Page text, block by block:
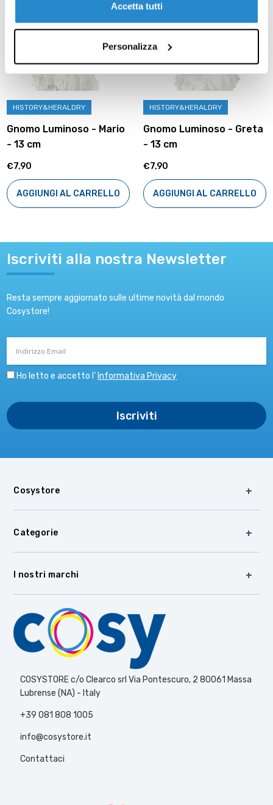
Accetta tutti
Personalizza
HISTORY&HERALDRY
Gnomo Luminoso - Mario
- 13 cm
€7,90
AGGIUNGI AL CARRELLO
HISTORY&HERALDRY
Gnomo Luminoso - Greta
- 13 cm
€7,90
AGGIUNGI AL CARRELLO
Iscriviti alla nostra Newsletter
Resta sempre aggiornato sulle ultime novità dal mondo
Cosystore!
Ho letto e accetto l’ Informativa Privacy
Cosystore
Categorie
I nostri marchi
COSYSTORE c/o Clearco srl Via Pontescuro, 2 80061 Massa
Lubrense (NA) - Italy
+39 081 808 1005
info@cosystore.it
Contattaci